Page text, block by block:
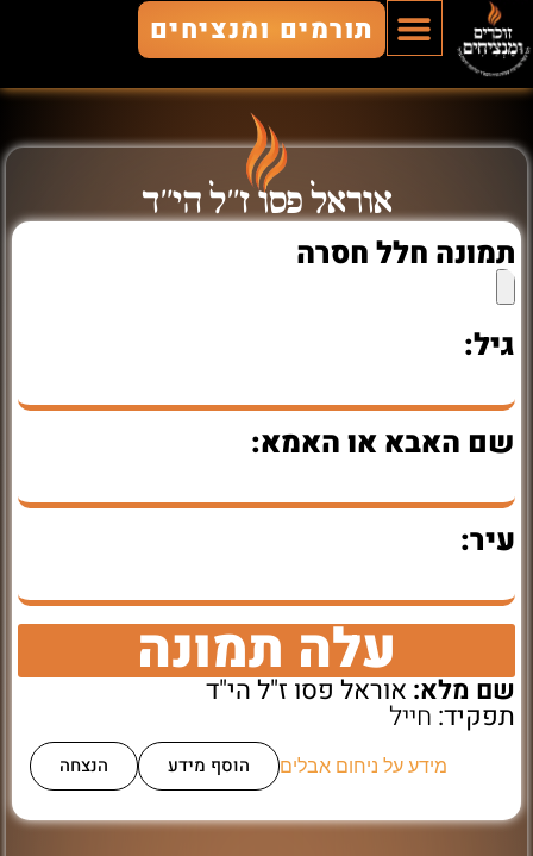
תורמים ומנציחים
אוראל פסו ז"ל הי"ד
תמונה חלל חסרה
גיל:
שם האבא או האמא:
עיר:
עלה תמונה
שם מלא:אוראל פסו ז"ל הי"ד
תפקיד: חייל
מידע על ניחום אבלים הוסף מידע הנצחה